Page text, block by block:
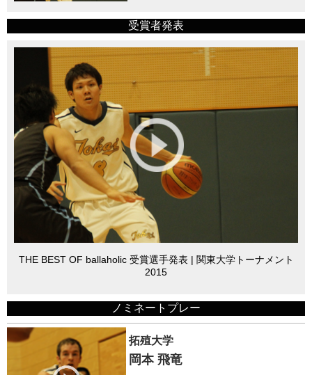
受賞者発表
THE BEST OF ballaholic 受賞選手発表 | 関東大学トーナメント
2015
ノミネートプレー
拓殖大学
岡本 飛竜